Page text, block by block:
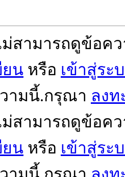
สามารถดูข้อค
ยน หรือ เข้าสู่ระ
ามนี้.กรุณา ลงท
สามารถดูข้อค
ยน หรือ เข้าสู่ระ